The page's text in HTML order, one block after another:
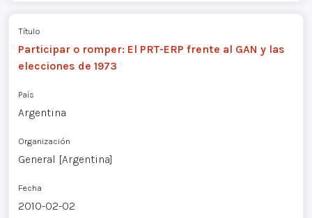
Título
Participar o romper: El PRT-ERP frente al GAN y las
elecciones de 1973
País
Argentina
Organización
General [Argentina]
Fecha
2010-02-02